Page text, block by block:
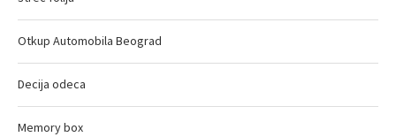
Otkup Automobila Beograd
Decija odeca
Memory box